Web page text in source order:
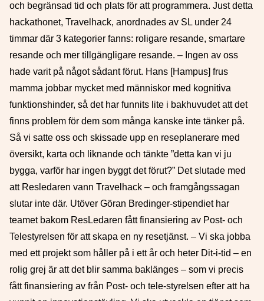
och begränsad tid och plats för att programmera. Just detta
hackathonet, Travelhack, anordnades av SL under 24
timmar där 3 kategorier fanns: roligare resande, smartare
resande och mer tillgängligare resande. – Ingen av oss
hade varit på något sådant förut. Hans [Hampus] frus
mamma jobbar mycket med människor med kognitiva
funktionshinder, så det har funnits lite i bakhuvudet att det
finns problem för dem som många kanske inte tänker på.
Så vi satte oss och skissade upp en reseplanerare med
översikt, karta och liknande och tänkte ”detta kan vi ju
bygga, varför har ingen byggt det förut?” Det slutade med
att Resledaren vann Travelhack – och framgångssagan
slutar inte där. Utöver Göran Bredinger-stipendiet har
teamet bakom ResLedaren fått finansiering av Post- och
Telestyrelsen för att skapa en ny resetjänst. – Vi ska jobba
med ett projekt som håller på i ett år och heter Dit-i-tid – en
rolig grej är att det blir samma baklänges – som vi precis
fått finansiering av från Post- och tele-styrelsen efter att ha